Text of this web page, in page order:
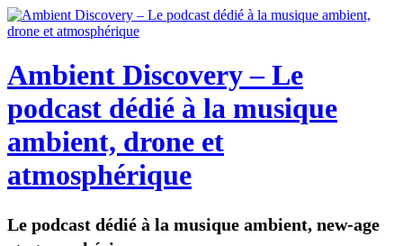
Ambient Discovery – Le
podcast dédié à la musique
ambient, drone et
atmosphérique
Le podcast dédié à la musique ambient, new-age